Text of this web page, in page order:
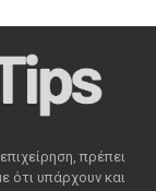
πρέπει
ότι υπάρχουν και